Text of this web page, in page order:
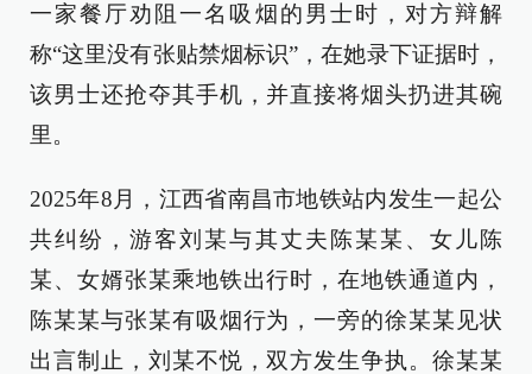
一家餐厅劝阻一名吸烟的男士时，对方辩解
称“这里没有张贴禁烟标识”，在她录下证据时，
该男士还抢夺其手机，并直接将烟头扔进其碗
里。
2025年8月，江西省南昌市地铁站内发生一起公
共纠纷，游客刘某与其丈夫陈某某、女儿陈
某、女婿张某乘地铁出行时，在地铁通道内，
陈某某与张某有吸烟行为，一旁的徐某某见状
出言制止，刘某不悦，双方发生争执。徐某某